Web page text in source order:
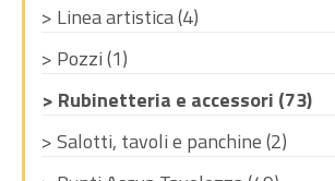
> Linea artistica (4)
> Pozzi (1)
> Rubinetteria e accessori (73)
> Salotti, tavoli e panchine (2)